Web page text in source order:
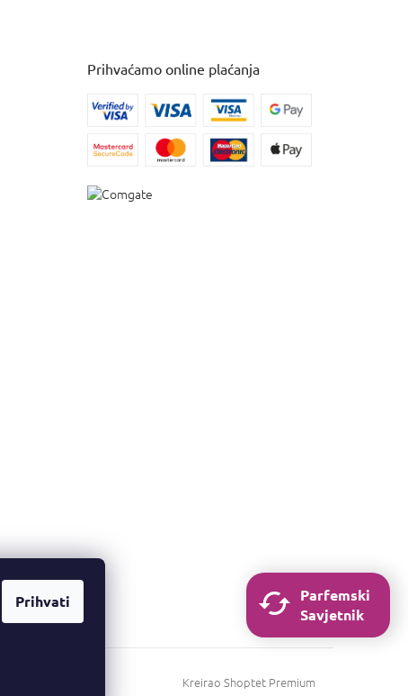
Prihvati
Prihvaćamo online plaćanja
Kreirao Shoptet Premium
Parfemski
Savjetnik